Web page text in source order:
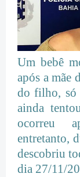
Um bebê
após a mãe
do filho, só
ainda
ocorreu
entretanto,
descobriu
dia 27/11/